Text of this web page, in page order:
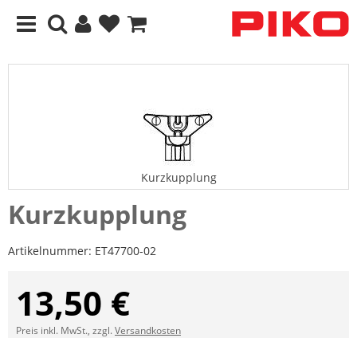
Kurzkupplung
Kurzkupplung
Artikelnummer: ET47700-02
13,50 €
Preis inkl. MwSt., zzgl.Versandkosten